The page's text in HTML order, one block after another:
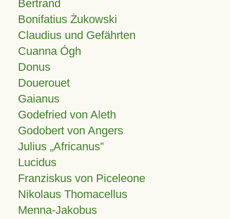
Bertrand
Bonifatius Żukowski
Claudius und Gefährten
Cuanna Ógh
Donus
Douerouet
Gaianus
Godefried von Aleth
Godobert von Angers
Julius Africanus
Lucidus
Franziskus von Piceleone
Nikolaus Thomacellus
Menna-Jakobus